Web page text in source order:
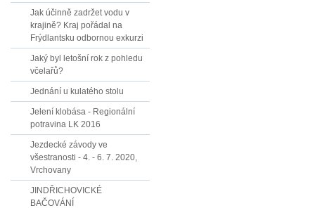
Jak účinně zadržet vodu v
krajině? Kraj pořádal na
Frýdlantsku odbornou exkurzi
Jaký byl letošní rok z pohledu
včelařů?
Jednání u kulatého stolu
Jelení klobása - Regionální
potravina LK 2016
Jezdecké závody ve
všestranosti - 4. - 6. 7. 2020,
Vrchovany
JINDŘICHOVICKÉ
BAČOVÁNÍ